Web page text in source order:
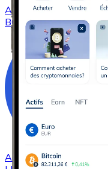
AcheterBitcoin Cash
BCH
AcheterChainlink